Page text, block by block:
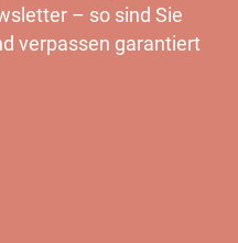
– so sind Sie
verpassen garantiert